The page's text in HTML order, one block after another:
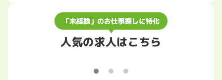
「未経験」のお仕事探しに特化
人気の求人はこちら